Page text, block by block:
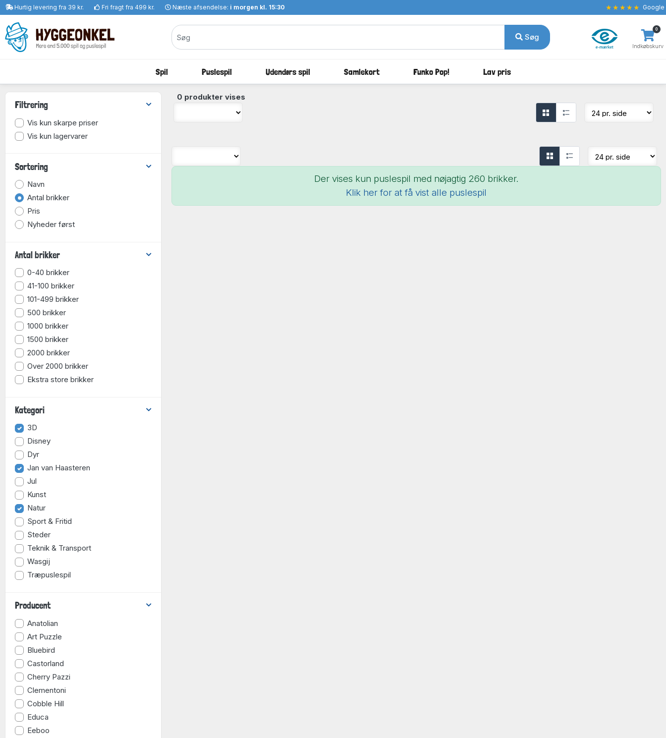
Hurtig levering fra 39 kr. Fri fragt fra 499 kr. Næste afsendelse: i morgen kl. 15:30 ★★★★★ Google
Søg
Indkøbskurv
0
Spil Puslespil Udendørs spil Samlekort Funko Pop! Lav pris
Filtrering
Vis kun skarpe priser
Vis kun lagervarer
Sortering
Navn
Antal brikker
Pris
Nyheder først
Antal brikker
0-40 brikker
41-100 brikker
101-499 brikker
500 brikker
1000 brikker
1500 brikker
2000 brikker
Over 2000 brikker
Ekstra store brikker
Kategori
3D
Disney
Dyr
Jan van Haasteren
Jul
Kunst
Natur
Sport & Fritid
Steder
Teknik & Transport
Wasgij
Træpuslespil
Producent
Anatolian
Art Puzzle
Bluebird
Castorland
Cherry Pazzi
Clementoni
Cobble Hill
Educa
Eeboo
0 produkter vises
Der vises kun puslespil med nøjagtig 260 brikker.
Klik her for at få vist alle puslespil